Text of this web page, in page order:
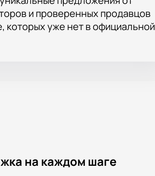
и проверенных продавцов
которых уже нет в официальной
на каждом шаге